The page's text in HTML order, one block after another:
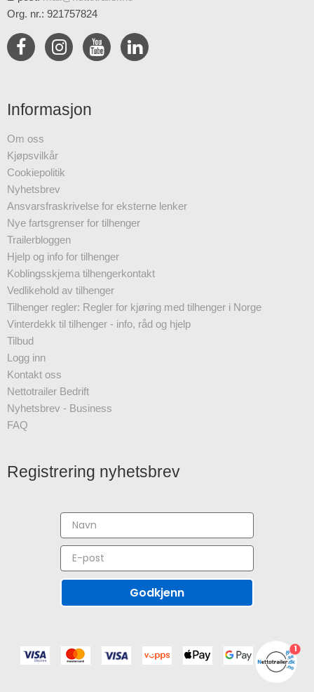
Org. nr.: 921757824
Informasjon
Om oss
Kjøpsvilkår
Cookiepolitik
Nyhetsbrev
Ansvarsfraskrivelse for eksterne lenker
Nye fartsgrenser for tilhenger
Trailerbloggen
Hjelp og info for tilhenger
Koblingsskjema tilhengerkontakt
Vedlikehold av tilhenger
Tilhenger regler: Regler for kjøring med tilhenger i Norge
Vinterdekk til tilhenger - info, råd og hjelp
Tilbud
Logg inn
Kontakt oss
Nettotrailer Bedrift
Nyhetsbrev - Business
FAQ
Registrering nyhetsbrev
Godkjenn
1